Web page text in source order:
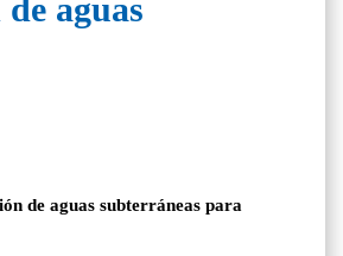
aguas
de aguas subterráneas para